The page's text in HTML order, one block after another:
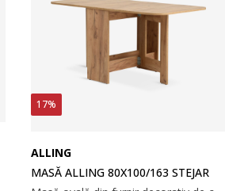
17%
ALLING
MASĂ ALLING 80X100/163 STEJAR